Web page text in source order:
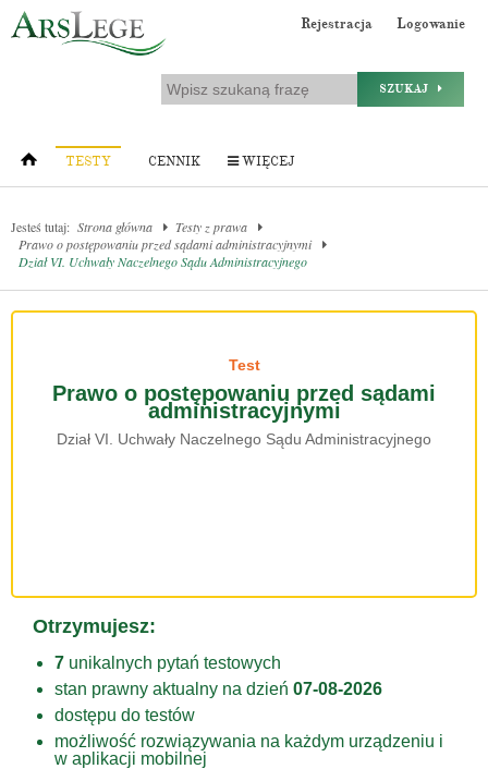
Rejestracja Logowanie
SZUKAJ
TESTY CENNIK WIĘCEJ
Jesteś tutaj: Strona główna
Testy z prawa
Prawo o postępowaniu przed sądami administracyjnymi
Dział VI. Uchwały Naczelnego Sądu Administracyjnego
Test
Prawo o postępowaniu przed sądami
administracyjnymi
Dział VI. Uchwały Naczelnego Sądu Administracyjnego
Otrzymujesz:
7 unikalnych pytań testowych
stan prawny aktualny na dzień 07-08-2026
dostępu do testów
możliwość rozwiązywania na każdym urządzeniu i
w aplikacji mobilnej